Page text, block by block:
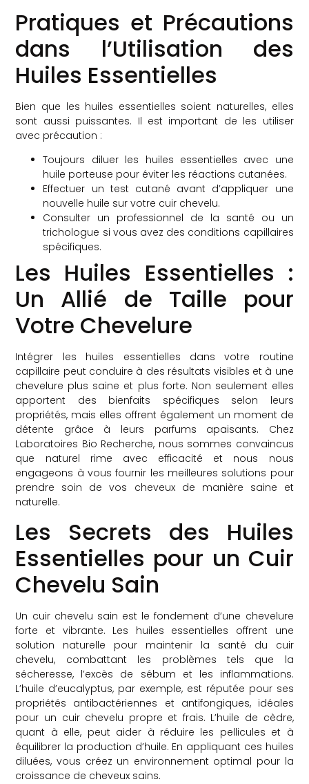
Pratiques et Précautions
dans l’Utilisation des
Huiles Essentielles
Bien que les huiles essentielles soient naturelles, elles
sont aussi puissantes. Il est important de les utiliser
avec précaution :
Toujours diluer les huiles essentielles avec une
huile porteuse pour éviter les réactions cutanées.
Effectuer un test cutané avant d’appliquer une
nouvelle huile sur votre cuir chevelu.
Consulter un professionnel de la santé ou un
trichologue si vous avez des conditions capillaires
spécifiques.
Les Huiles Essentielles :
Un Allié de Taille pour
Votre Chevelure
Intégrer les huiles essentielles dans votre routine
capillaire peut conduire à des résultats visibles et à une
chevelure plus saine et plus forte. Non seulement elles
apportent des bienfaits spécifiques selon leurs
propriétés, mais elles offrent également un moment de
détente grâce à leurs parfums apaisants. Chez
Laboratoires Bio Recherche, nous sommes convaincus
que naturel rime avec efficacité et nous nous
engageons à vous fournir les meilleures solutions pour
prendre soin de vos cheveux de manière saine et
naturelle.
Les Secrets des Huiles
Essentielles pour un Cuir
Chevelu Sain
Un cuir chevelu sain est le fondement d’une chevelure
forte et vibrante. Les huiles essentielles offrent une
solution naturelle pour maintenir la santé du cuir
chevelu, combattant les problèmes tels que la
sécheresse, l’excès de sébum et les inflammations.
L’huile d’eucalyptus, par exemple, est réputée pour ses
propriétés antibactériennes et antifongiques, idéales
pour un cuir chevelu propre et frais. L’huile de cèdre,
quant à elle, peut aider à réduire les pellicules et à
équilibrer la production d’huile. En appliquant ces huiles
diluées, vous créez un environnement optimal pour la
croissance de cheveux sains.